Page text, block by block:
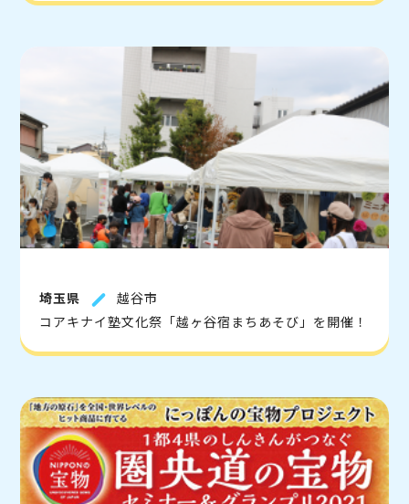
埼玉県
越谷市
コアキナイ塾文化祭「越ヶ谷宿まちあそび」を開催！